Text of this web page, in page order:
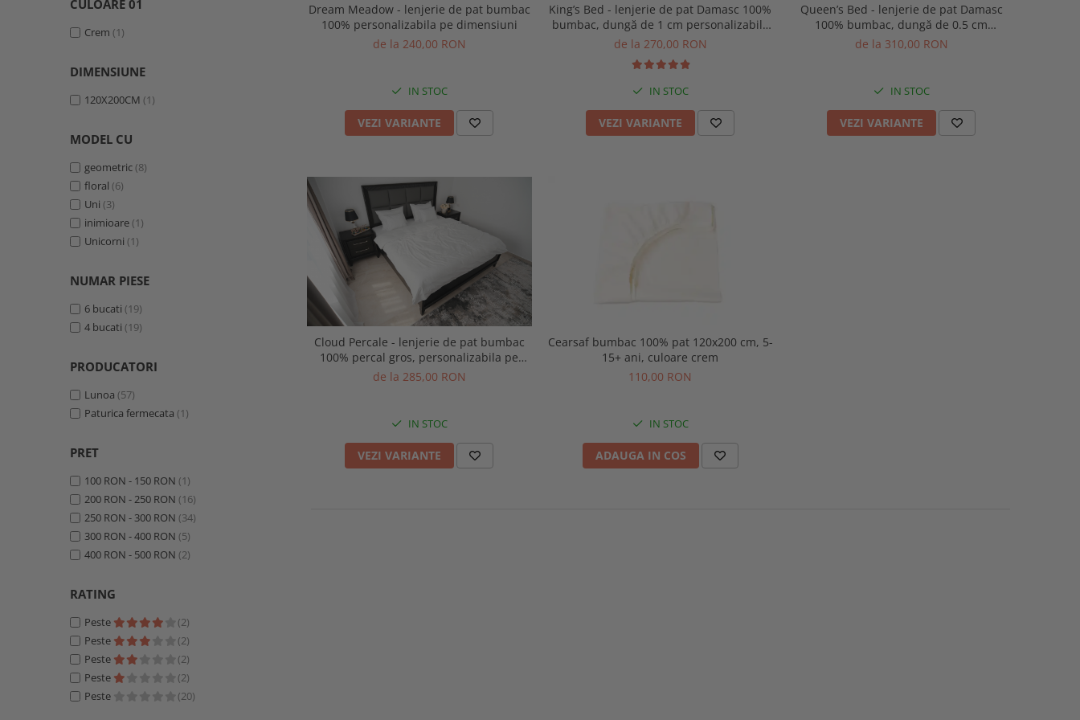
CULOARE 01
Crem (1)
DIMENSIUNE
120X200CM (1)
MODEL CU
geometric (8)
floral (6)
Uni (3)
inimioare (1)
Unicorni (1)
NUMAR PIESE
6 bucati (19)
4 bucati (19)
PRODUCATORI
Lunoa (57)
Paturica fermecata (1)
PRET
100 RON - 150 RON (1)
200 RON - 250 RON (16)
250 RON - 300 RON (34)
300 RON - 400 RON (5)
400 RON - 500 RON (2)
RATING
Peste
(2)
Peste
(2)
Peste
(2)
Peste
(2)
Peste
(20)
Dream Meadow - lenjerie de pat bumbac
100% personalizabila pe dimensiuni
de la 240,00 RON
IN STOC
VEZI VARIANTE
King’s Bed - lenjerie de pat Damasc 100%
bumbac, dungă de 1 cm personalizabila
pe dimensiuni
de la 270,00 RON
IN STOC
VEZI VARIANTE
Queen’s Bed - lenjerie de pat Damasc
100% bumbac, dungă de 0.5 cm
personalizabila pe dimensiuni
de la 310,00 RON
IN STOC
VEZI VARIANTE
Cloud Percale - lenjerie de pat bumbac
100% percal gros, personalizabila pe
dimensiuni
de la 285,00 RON
IN STOC
VEZI VARIANTE
Cearsaf bumbac 100% pat 120x200 cm, 5-
15+ ani, culoare crem
110,00 RON
IN STOC
ADAUGA IN COS